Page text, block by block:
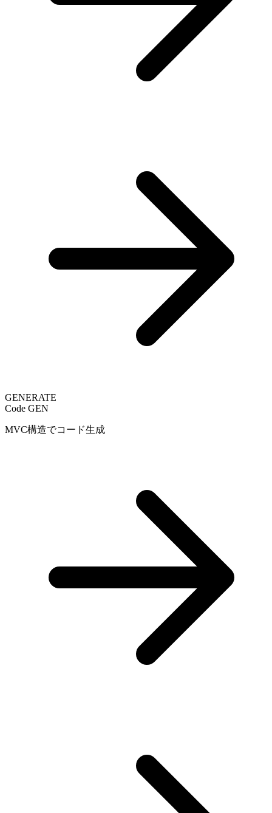
GENERATE
Code GEN
MVC構造でコード生成